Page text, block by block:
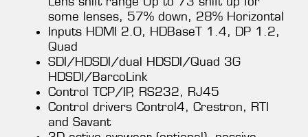
some lenses, 57% down, 28% Horizontal
Inputs HDMI 2.0, HDBaseT 1.4, DP 1.2,
Quad
SDI/HDSDI/dual HDSDI/Quad 3G
HDSDI/BarcoLink
Control TCP/IP, RS232, RJ45
Control drivers Control4, Crestron, RTI
and Savant